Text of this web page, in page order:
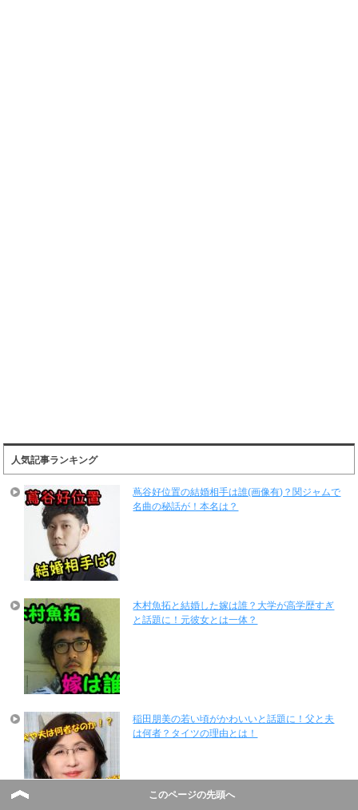
人気記事ランキング
蔦谷好位置の結婚相手は誰(画像有)？関ジャムで
名曲の秘話が！本名は？
木村魚拓と結婚した嫁は誰？大学が高学歴すぎ
と話題に！元彼女とは一体？
稲田朋美の若い頃がかわいいと話題に！父と夫
は何者？タイツの理由とは！
このページの先頭へ